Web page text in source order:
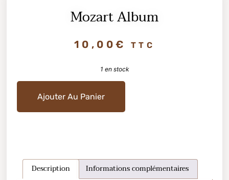
Mozart Album
10,00 € TTC
1 en stock
Ajouter Au Panier
Description Informations complémentaires